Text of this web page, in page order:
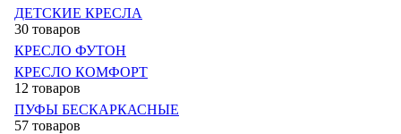
ДЕТСКИЕ КРЕСЛА
30 товаров
КРЕСЛО ФУТОН
КРЕСЛО КОМФОРТ
12 товаров
ПУФЫ БЕСКАРКАСНЫЕ
57 товаров